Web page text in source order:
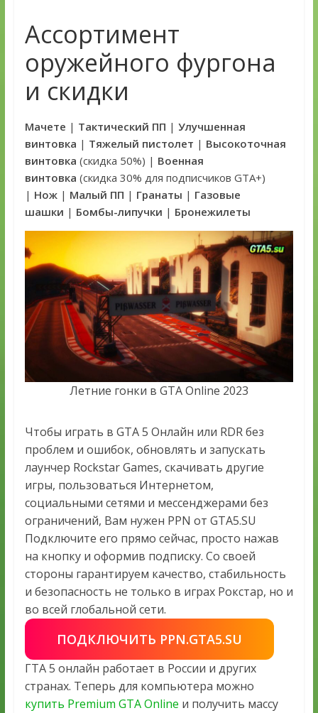
Ассортимент
оружейного фургона
и скидки
Мачете | Тактический ПП | Улучшенная
винтовка | Тяжелый пистолет | Высокоточная
винтовка (скидка 50%) | Военная
винтовка (скидка 30% для подписчиков GTA+)
| Нож| Малый ПП | Гранаты | Газовые
шашки | Бомбы-липучки | Бронежилеты
Летние гонки в GTA Online 2023
Чтобы играть в GTA 5 Онлайн или RDR без
проблем и ошибок, обновлять и запускать
лаунчер Rockstar Games, скачивать другие
игры, пользоваться Интернетом,
социальными сетями и мессенджерами без
ограничений, Вам нужен PPN от GTA5.SU
Подключите его прямо сейчас, просто нажав
на кнопку и оформив подписку. Со своей
стороны гарантируем качество, стабильность
и безопасность не только в играх Рокстар, но и
во всей глобальной сети.
ПОДКЛЮЧИТЬ PPN.GTA5.SU
ГТА 5 онлайн работает в России и других
странах. Теперь для компьютера можно
купить Premium GTA Online и получить массу